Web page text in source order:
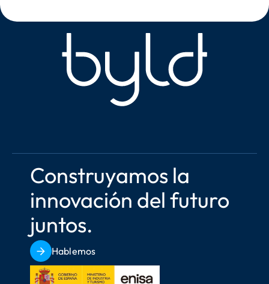
Construyamos la
innovación del futuro
juntos.
Hablemos